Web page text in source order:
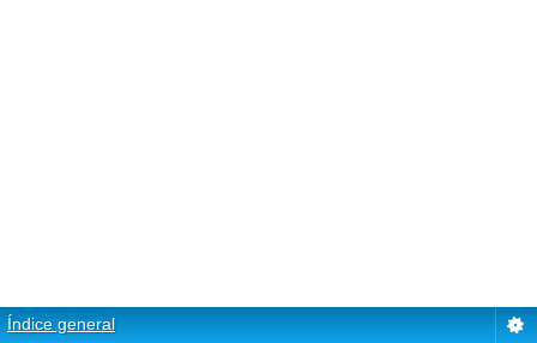
Índice general